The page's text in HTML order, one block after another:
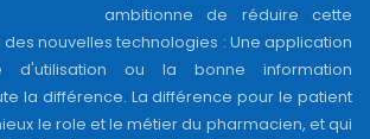
ambitionne de réduire cette
nouvelles technologies : Une application
d'utilisation ou la bonne information
la différence. La différence pour le patient
le role et le métier du pharmacien, et qui